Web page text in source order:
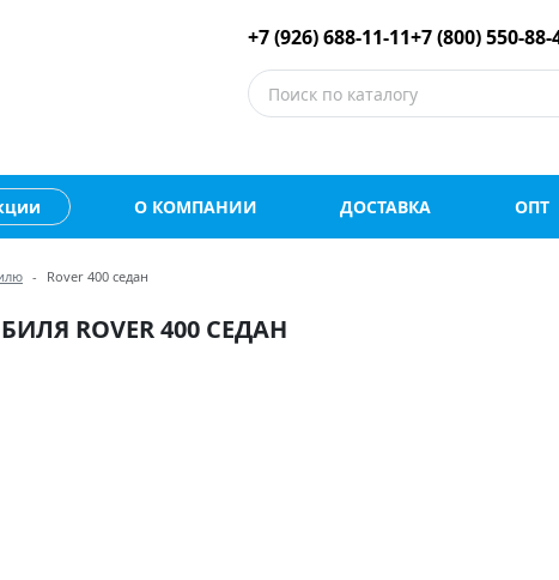
шины
+7 (926) 688-11-11+7 (800) 550-88-
О КОМПАНИИ ДОСТАВКА ОПТ
Rover 400 седан
ROVER 400 СЕДАН